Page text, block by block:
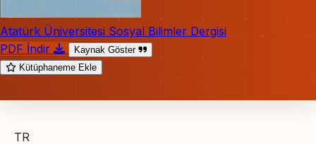
Atatürk Üniversitesi Sosyal Bilimler Dergisi
PDF İndir
Kaynak Göster
Kütüphaneme Ekle
TR